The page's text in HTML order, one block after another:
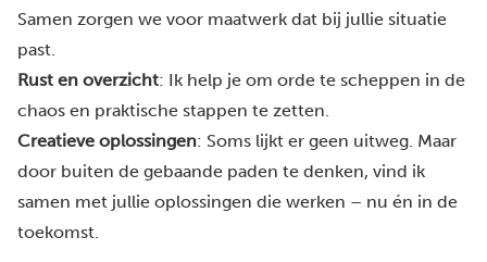
Samen zorgen we voor maatwerk dat bij jullie situatie
past.
Rust en overzicht: Ik help je om orde te scheppen in de
chaos en praktische stappen te zetten.
Creatieve oplossingen: Soms lijkt er geen uitweg. Maar
door buiten de gebaande paden te denken, vind ik
samen met jullie oplossingen die werken – nu én in de
toekomst.